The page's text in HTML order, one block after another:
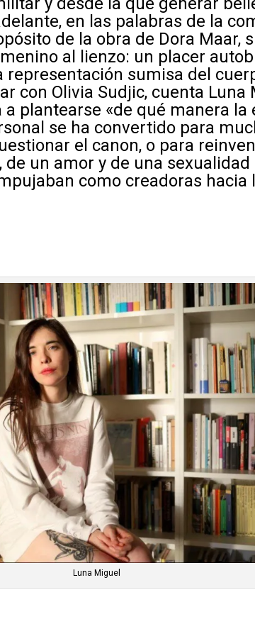
en las palabras de la
de la obra de Dora Maar,
al lienzo: un placer
representación sumisa del
con Olivia Sudjic, cuenta Luna
a plantearse «de qué manera la
se ha convertido para
el canon, o para
un amor y de una
como creadoras hacia
Luna Miguel